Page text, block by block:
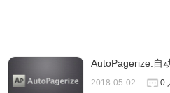
AutoPagerize:自
2018-05-02 0